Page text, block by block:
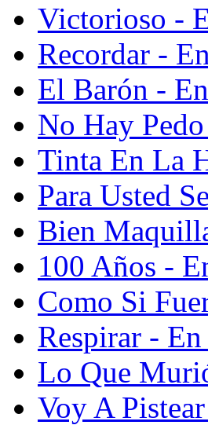
Victorioso -
Recordar -
El Barón -
No Hay
Tinta En La
Para Usted
Bien
100 Años -
Como Si
Respirar -
Lo Que
Voy A